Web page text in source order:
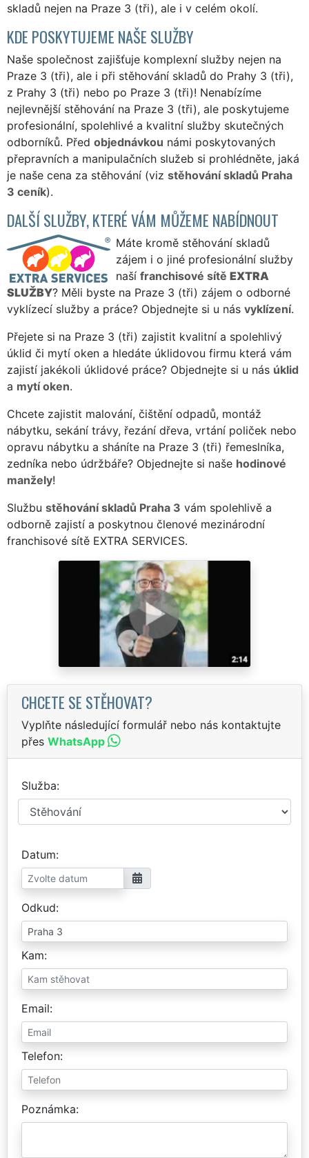
skladů nejen na Praze 3 (tři), ale i v celém okolí.
KDE POSKYTUJEME NAŠE SLUŽBY
Naše společnost zajišťuje komplexní služby nejen na
Praze 3 (tři), ale i při stěhování skladů do Prahy 3 (tři),
z Prahy 3 (tři) nebo po Praze 3 (tři)! Nenabízíme
nejlevnější stěhování na Praze 3 (tři), ale poskytujeme
profesionální, spolehlivé a kvalitní služby skutečných
odborníků. Před objednávkou námi poskytovaných
přepravních a manipulačních služeb si prohlédněte, jaká
je naše cena za stěhování (viz stěhování skladů Praha
3 ceník).
DALŠÍ SLUŽBY, KTERÉ VÁM MŮŽEME NABÍDNOUT
Máte kromě stěhování skladů
zájem i o jiné profesionální služby
naší franchisové sítě EXTRA
SLUŽBY? Měli byste na Praze 3 (tři) zájem o odborné
vyklízecí služby a práce? Objednejte si u nás vyklízení.
Přejete si na Praze 3 (tři) zajistit kvalitní a spolehlivý
úklid či mytí oken a hledáte úklidovou firmu která vám
zajistí jakékoli úklidové práce? Objednejte si u nás úklid
a mytí oken.
Chcete zajistit malování, čištění odpadů, montáž
nábytku, sekání trávy, řezání dřeva, vrtání poliček nebo
opravu nábytku a sháníte na Praze 3 (tři) řemeslníka,
zedníka nebo údržbáře? Objednejte si naše hodinové
manžely!
Službu stěhování skladů Praha 3 vám spolehlivě a
odborně zajistí a poskytnou členové mezinárodní
franchisové sítě EXTRA SERVICES.
CHCETE SE STĚHOVAT?
Vyplňte následující formulář nebo nás kontaktujte
přes WhatsApp
Služba
Datum
Odkud
Kam
Email
Telefon
Poznámka